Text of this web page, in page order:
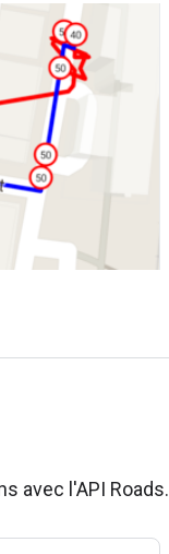
avec l'API Roads.